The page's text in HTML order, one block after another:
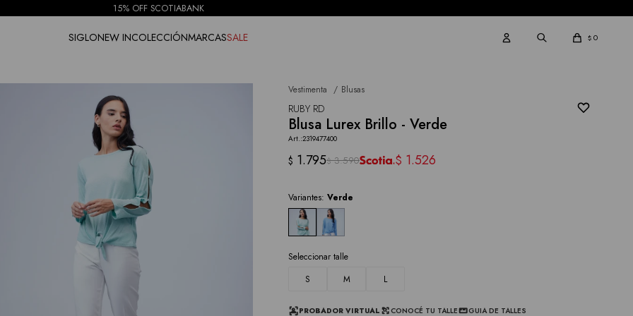
15% OFF SCOTIABANK
SIGLONEW INCOLECCIÓNMARCASSALE $ 0
Vestimenta Blusas
RUBY RD
Blusa Lurex Brillo - Verde
2319477400
$ 1.795$ 3.590 $ 1.526
Variantes:Verde
Seleccionar talle
S
M L
PROBADOR VIRTUAL CONOCÉ TU TALLE GUIA DE TALLES
NOTIFICARME